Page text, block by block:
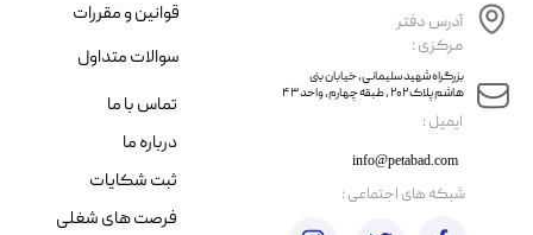
​ایمیل :
آدرس دفتر
مرکزی :
info@petabad.com
​​بزرگراه شهید سلیمانی، خیابان بنی
هاشم پلاک ۲۰۲ ، طبقه چهارم، واحد ۴۳
قوانین و مقررات
سوالات متداول
تماس با ما
درباره ما
ثبت شکایات
فرصت های شغلی
​شبکه های اجتماعی :